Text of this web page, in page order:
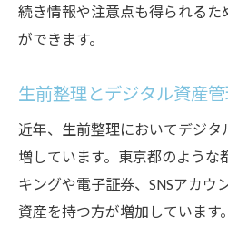
続き情報や注意点も得られる
ができます。
生前整理とデジタル資産
近年、生前整理においてデジ
増しています。東京都のよう
キングや電子証券、SNSアカウ
資産を持つ方が増加していま